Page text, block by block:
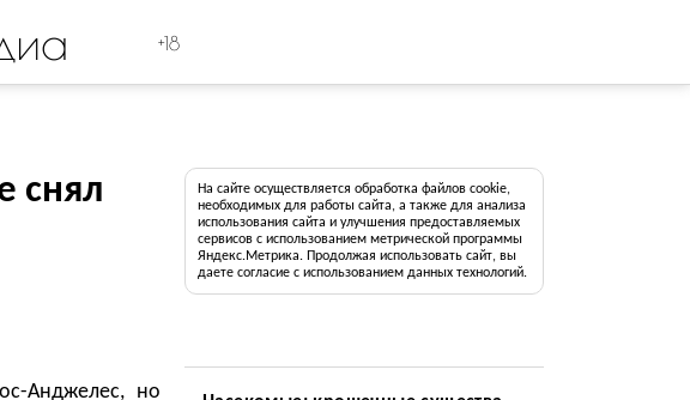
+18
снял
Анджелес, но
На сайте осуществляется обработка файлов cookie,
необходимых для работы сайта, а также для анализа
использования сайта и улучшения предоставляемых
сервисов с использованием метрической программы
Яндекс.Метрика. Продолжая использовать сайт, вы
даете согласие с использованием данных технологий.